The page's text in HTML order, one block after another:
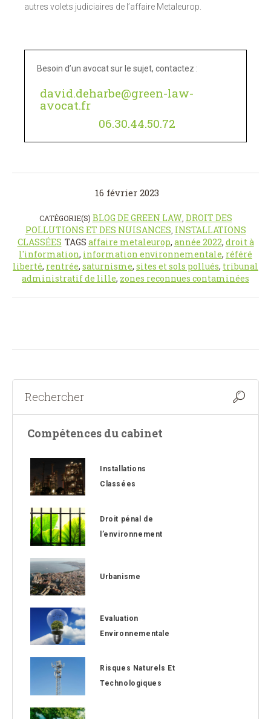
autres volets judiciaires de l’affaire Metaleurop.
Besoin d’un avocat sur le sujet, contactez :
david.deharbe@green-law-
avocat.fr
06.30.44.50.72
16 février 2023
CATÉGORIE(S) BLOG DE GREEN LAW, DROIT DES
POLLUTIONS ET DES NUISANCES INSTALLATIONS
CLASSÉES TAGS affaire metaleurop, année 2022, droit à
l'information, information environnementale, référé
liberté, rentrée, saturnisme, sites et sols pollués, tribunal
administratif de lille, zones reconnues contaminées
Compétences du cabinet
Installations
Classées
Droit pénal de
l’environnement
Urbanisme
Evaluation
Environnementale
Risques Naturels Et
Technologiques